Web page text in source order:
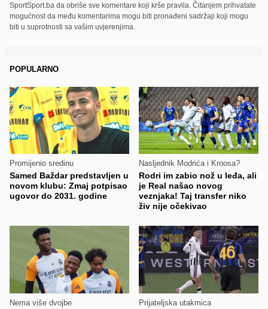
SportSport.ba da obriše sve komentare koji krše pravila. Čitanjem prihvatate
mogućnost da među komentarima mogu biti pronađeni sadržaji koji mogu
biti u suprotnosti sa vašim uvjerenjima.
POPULARNO
Promijenio sredinu
Samed Baždar predstavljen u
novom klubu: Zmaj potpisao
ugovor do 2031. godine
Nasljednik Modrića i Kroosa?
Rodri im zabio nož u leđa, ali
je Real našao novog
veznjaka! Taj transfer niko
živ nije očekivao
Nema više dvojbe Prijateljska utakmica